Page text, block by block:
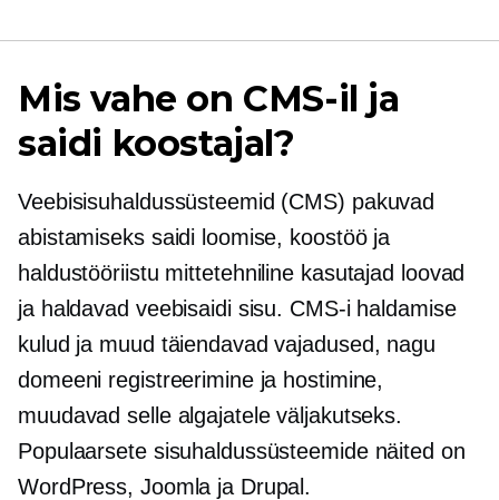
Mis vahe on CMS-il ja
saidi koostajal?
Veebisisuhaldussüsteemid (CMS) pakuvad
abistamiseks saidi loomise, koostöö ja
haldustööriistu mittetehniline kasutajad loovad
ja haldavad veebisaidi sisu. CMS-i haldamise
kulud ja muud täiendavad vajadused, nagu
domeeni registreerimine ja hostimine,
muudavad selle algajatele väljakutseks.
Populaarsete sisuhaldussüsteemide näited on
WordPress, Joomla ja Drupal.